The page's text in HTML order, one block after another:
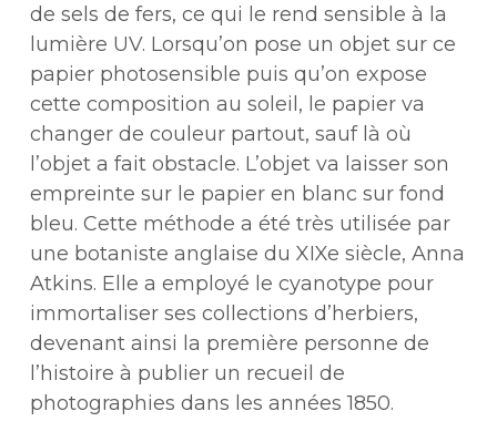
de sels de fers, ce qui le rend sensible à la
lumière UV. Lorsqu’on pose un objet sur ce
papier photosensible puis qu’on expose
cette composition au soleil, le papier va
changer de couleur partout, sauf là où
l’objet a fait obstacle. L’objet va laisser son
empreinte sur le papier en blanc sur fond
bleu. Cette méthode a été très utilisée par
une botaniste anglaise du XIXe siècle, Anna
Atkins. Elle a employé le cyanotype pour
immortaliser ses collections d’herbiers,
devenant ainsi la première personne de
l’histoire à publier un recueil de
photographies dans les années 1850.